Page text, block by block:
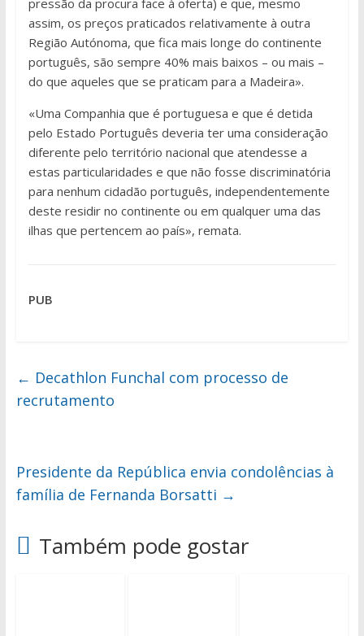
pressão da procura face à oferta) e que, mesmo
assim, os preços praticados relativamente à outra
Região Autónoma, que fica mais longe do continente
português, são sempre 40% mais baixos – ou mais –
do que aqueles que se praticam para a Madeira».
«Uma Companhia que é portuguesa e que é detida
pelo Estado Português deveria ter uma consideração
diferente pelo território nacional que atendesse a
estas particularidades e que não fosse discriminatória
para nenhum cidadão português, independentemente
deste residir no continente ou em qualquer uma das
ilhas que pertencem ao país», remata.
PUB
← Decathlon Funchal com processo de
recrutamento
Presidente da República envia condolências à
família de Fernanda Borsatti →
Também pode gostar